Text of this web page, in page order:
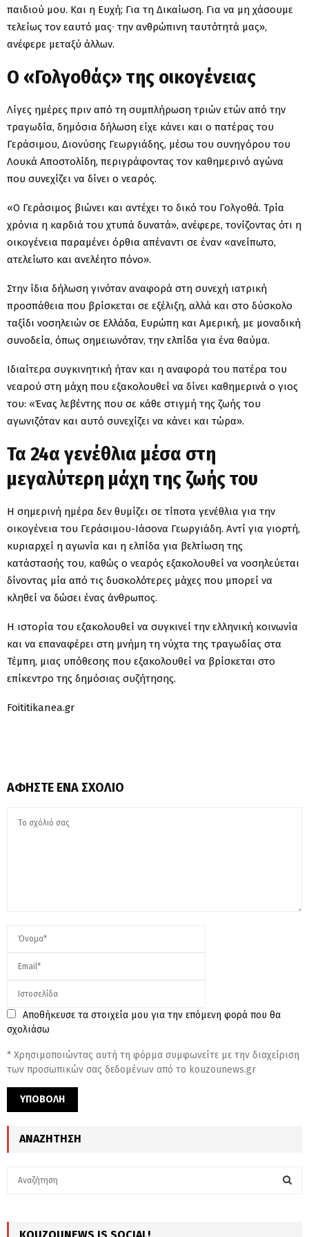
παιδιού μου. Και η Ευχή; Για τη Δικαίωση. Για να μη χάσουμε
τελείως τον εαυτό μας∙ την ανθρώπινη ταυτότητά μας»,
ανέφερε μεταξύ άλλων.
Ο «Γολγοθάς» της οικογένειας
Λίγες ημέρες πριν από τη συμπλήρωση τριών ετών από την
τραγωδία, δημόσια δήλωση είχε κάνει και ο πατέρας του
Γεράσιμου, Διονύσης Γεωργιάδης, μέσω του συνηγόρου του
Λουκά Αποστολίδη, περιγράφοντας τον καθημερινό αγώνα
που συνεχίζει να δίνει ο νεαρός.
«Ο Γεράσιμος βιώνει και αντέχει το δικό του Γολγοθά. Τρία
χρόνια η καρδιά του χτυπά δυνατά», ανέφερε, τονίζοντας ότι η
οικογένεια παραμένει όρθια απέναντι σε έναν «ανείπωτο,
ατελείωτο και ανελέητο πόνο».
Στην ίδια δήλωση γινόταν αναφορά στη συνεχή ιατρική
προσπάθεια που βρίσκεται σε εξέλιξη, αλλά και στο δύσκολο
ταξίδι νοσηλειών σε Ελλάδα, Ευρώπη και Αμερική, με μοναδική
συνοδεία, όπως σημειωνόταν, την ελπίδα για ένα θαύμα.
Ιδιαίτερα συγκινητική ήταν και η αναφορά του πατέρα του
νεαρού στη μάχη που εξακολουθεί να δίνει καθημερινά ο γιος
του: «Ένας λεβέντης που σε κάθε στιγμή της ζωής του
αγωνιζόταν και αυτό συνεχίζει να κάνει και τώρα».
Τα 24α γενέθλια μέσα στη
μεγαλύτερη μάχη της ζωής του
Η σημερινή ημέρα δεν θυμίζει σε τίποτα γενέθλια για την
οικογένεια του Γεράσιμου-Ιάσονα Γεωργιάδη. Αντί για γιορτή,
κυριαρχεί η αγωνία και η ελπίδα για βελτίωση της
κατάστασής του, καθώς ο νεαρός εξακολουθεί να νοσηλεύεται
δίνοντας μία από τις δυσκολότερες μάχες που μπορεί να
κληθεί να δώσει ένας άνθρωπος.
Η ιστορία του εξακολουθεί να συγκινεί την ελληνική κοινωνία
και να επαναφέρει στη μνήμη τη νύχτα της τραγωδίας στα
Τέμπη, μιας υπόθεσης που εξακολουθεί να βρίσκεται στο
επίκεντρο της δημόσιας συζήτησης.
Foititikanea.gr
ΑΦΉΣΤΕ ΈΝΑ ΣΧΌΛΙΟ
Αποθήκευσε τα στοιχεία μου για την επόμενη φορά που θα
σχολιάσω
* Χρησιμοποιώντας αυτή τη φόρμα συμφωνείτε με την διαχείριση
των προσωπικών σας δεδομένων από το kouzounews.gr
ΑΝΑΖΉΤΗΣΗ
KOUZOUNEWS IS SOCIAL!